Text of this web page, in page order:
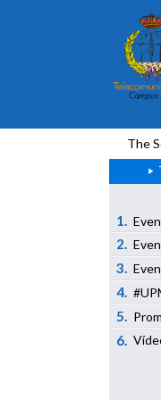
The
1.
2.
3.
4.
5.
6.